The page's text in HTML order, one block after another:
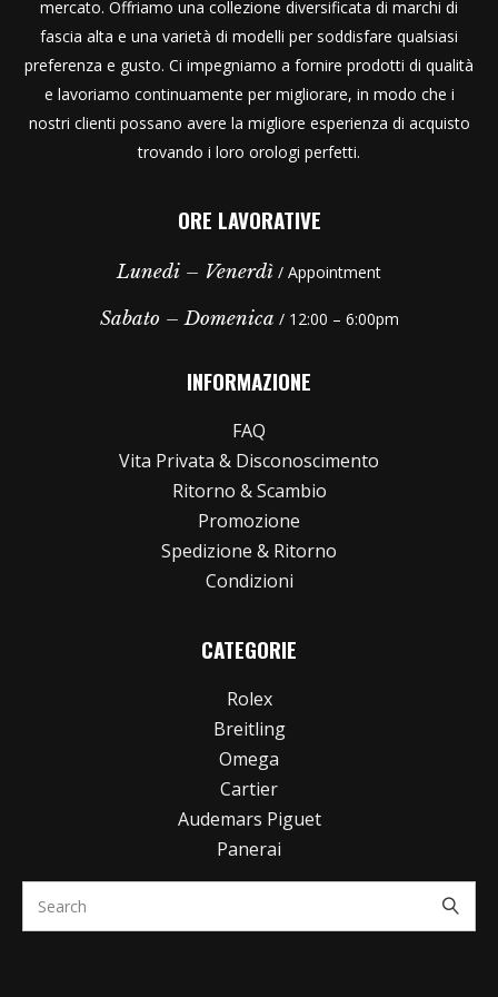
mercato. Offriamo una collezione diversificata di marchi di
fascia alta e una varietà di modelli per soddisfare qualsiasi
preferenza e gusto. Ci impegniamo a fornire prodotti di qualità
e lavoriamo continuamente per migliorare, in modo che i
nostri clienti possano avere la migliore esperienza di acquisto
trovando i loro orologi perfetti.
ORE LAVORATIVE
Lunedi – Venerdì / Appointment
Sabato – Domenica / 12:00 – 6:00pm
INFORMAZIONE
FAQ
Vita Privata & Disconoscimento
Ritorno & Scambio
Promozione
Spedizione & Ritorno
Condizioni
CATEGORIE
Rolex
Breitling
Omega
Cartier
Audemars Piguet
Panerai